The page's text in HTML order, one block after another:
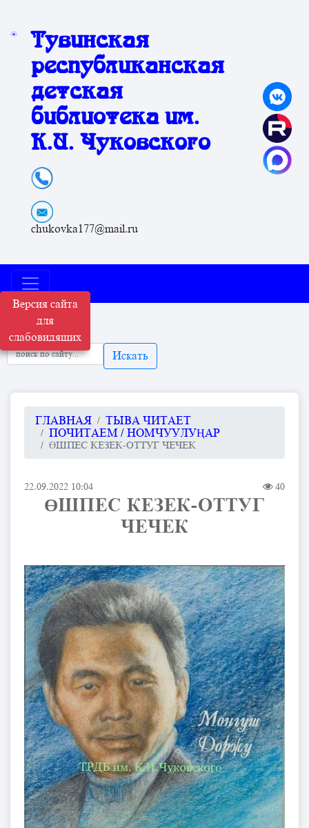
Версия сайта
для
слабовидящих
Тувинская
республиканская
детская
библиотека им.
К.И. Чуковского
chukovka177@mail.ru
Искать
ГЛАВНАЯ
ТЫВА ЧИТАЕТ
ПОЧИТАЕМ / НОМЧУУЛУҢАР
ӨШПЕС КЕЗЕК-ОТТУГ ЧЕЧЕК
22.09.2022 10:04 40
ӨШПЕС КЕЗЕК-ОТТУГ
ЧЕЧЕК